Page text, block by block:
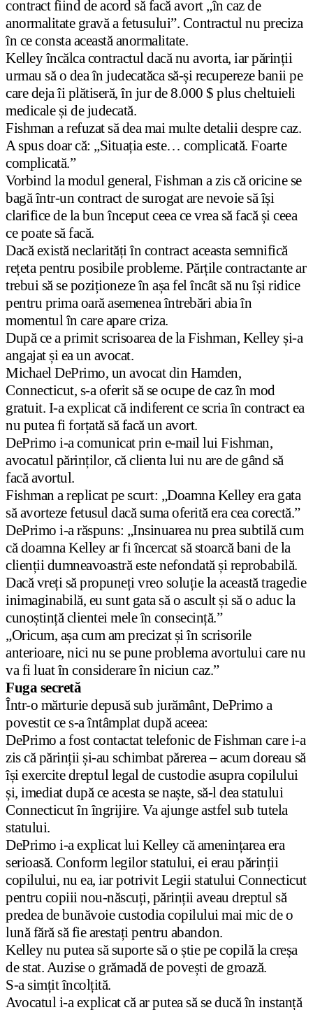
contract fiind de acord să facă avort „în caz de
anormalitate gravă a fetusului”. Contractul nu preciza
în ce consta această anormalitate.
Kelley încălca contractul dacă nu avorta, iar părinții
urmau să o dea în judecatăca să-și recupereze banii pe
care deja îi plătiseră, în jur de 8.000 $ plus cheltuieli
medicale și de judecată.
Fishman a refuzat să dea mai multe detalii despre caz.
A spus doar că: „Situația este… complicată. Foarte
complicată.”
Vorbind la modul general, Fishman a zis că oricine se
bagă într-un contract de surogat are nevoie să își
clarifice de la bun început ceea ce vrea să facă și ceea
ce poate să facă.
Dacă există neclarități în contract aceasta semnifică
rețeta pentru posibile probleme. Părțile contractante ar
trebui să se poziționeze în așa fel încât să nu își ridice
pentru prima oară asemenea întrebări abia în
momentul în care apare criza.
După ce a primit scrisoarea de la Fishman, Kelley și-a
angajat și ea un avocat.
Michael DePrimo, un avocat din Hamden,
Connecticut, s-a oferit să se ocupe de caz în mod
gratuit. I-a explicat că indiferent ce scria în contract ea
nu putea fi forțată să facă un avort.
DePrimo i-a comunicat prin e-mail lui Fishman,
avocatul părinților, că clienta lui nu are de gând să
facă avortul.
Fishman a replicat pe scurt: „Doamna Kelley era gata
să avorteze fetusul dacă suma oferită era cea corectă.”
DePrimo i-a răspuns: „Insinuarea nu prea subtilă cum
că doamna Kelley ar fi încercat să stoarcă bani de la
clienții dumneavoastră este nefondată și reprobabilă.
Dacă vreți să propuneți vreo soluție la această tragedie
inimaginabilă, eu sunt gata să o ascult și să o aduc la
cunoștință clientei mele în consecință.”
„Oricum, așa cum am precizat și în scrisorile
anterioare, nici nu se pune problema avortului care nu
va fi luat în considerare în niciun caz.”
Fuga secretă
Într-o mărturie depusă sub jurământ, DePrimo a
povestit ce s-a întâmplat după aceea:
DePrimo a fost contactat telefonic de Fishman care i-a
zis că părinții și-au schimbat părerea – acum doreau să
își exercite dreptul legal de custodie asupra copilului
și, imediat după ce acesta se naște, să-l dea statului
Connecticut în îngrijire. Va ajunge astfel sub tutela
statului.
DePrimo i-a explicat lui Kelley că amenințarea era
serioasă. Conform legilor statului, ei erau părinții
copilului, nu ea, iar potrivit Legii statului Connecticut
pentru copiii nou-născuți, părinții aveau dreptul să
predea de bunăvoie custodia copilului mai mic de o
lună fără să fie arestați pentru abandon.
Kelley nu putea să suporte să o știe pe copilă la creșa
de stat. Auzise o grămadă de povești de groază.
S-a simțit încolțită.
Avocatul i-a explicat că ar putea să se ducă în instanță